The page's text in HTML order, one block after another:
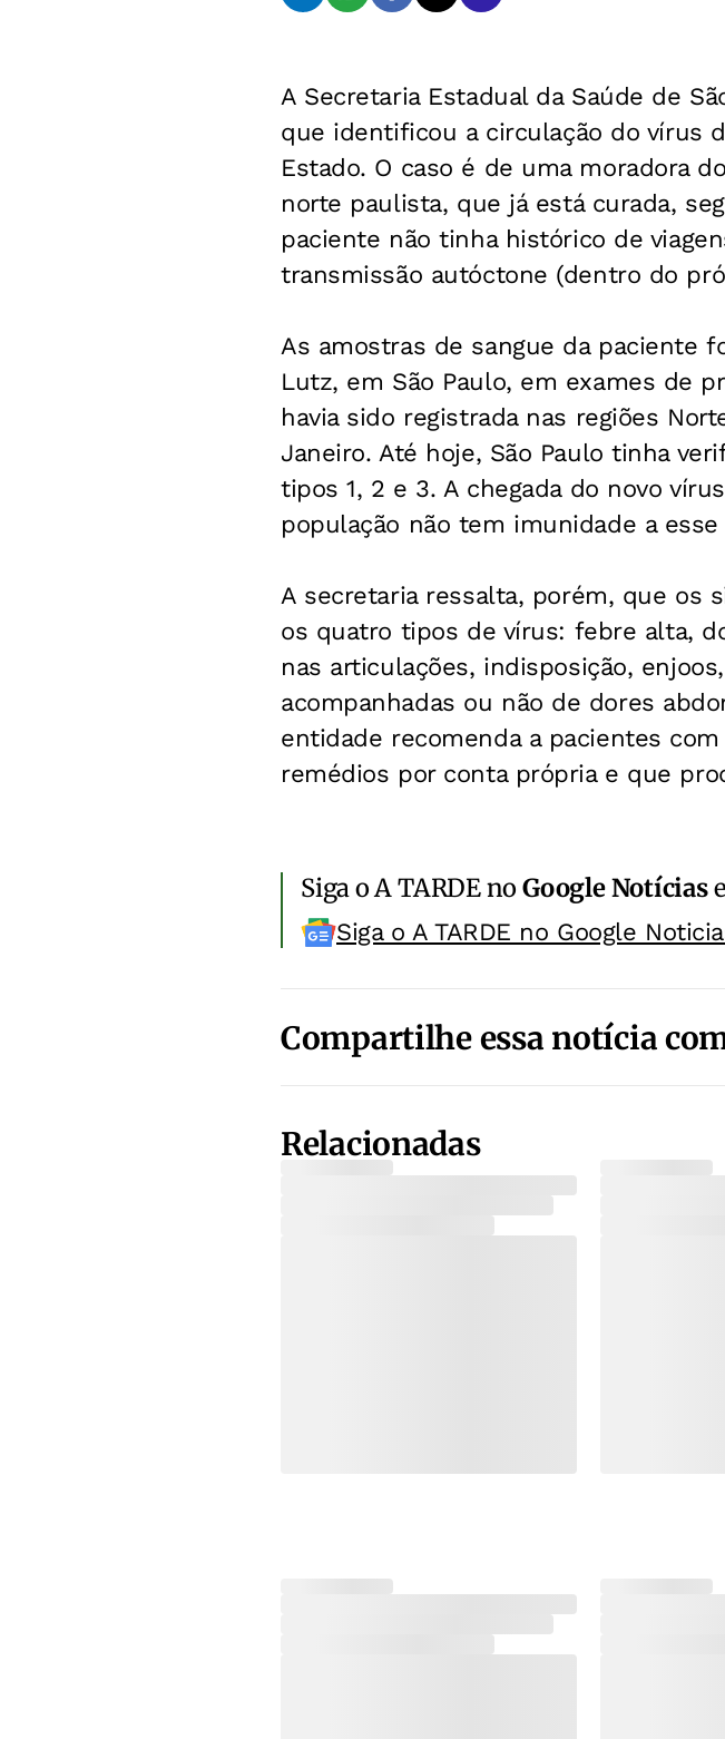
A Secretaria Estadual da Saúde de
que identificou a circulação do vírus
Estado. O caso é de uma moradora
norte paulista, que já está curada,
paciente não tinha histórico de
transmissão autóctone (dentro do
As amostras de sangue da paciente
Lutz, em São Paulo, em exames de
havia sido registrada nas regiões
Janeiro. Até hoje, São Paulo tinha
tipos 1, 2 e 3. A chegada do novo
população não tem imunidade a
A secretaria ressalta, porém, que os
os quatro tipos de vírus: febre alta,
nas articulações, indisposição,
acompanhadas ou não de dores
entidade recomenda a pacientes
remédios por conta própria e que
Siga o A TARDE noGoogle Notícias
Siga o A TARDE no Google
Compartilhe essa notícia
Relacionadas